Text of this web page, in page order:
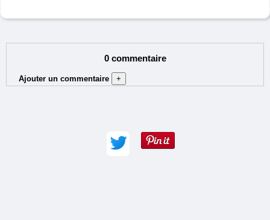
0 commentaire
Ajouter un commentaire
+